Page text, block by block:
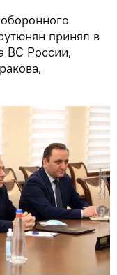
оборонного
принял в
ВС России,